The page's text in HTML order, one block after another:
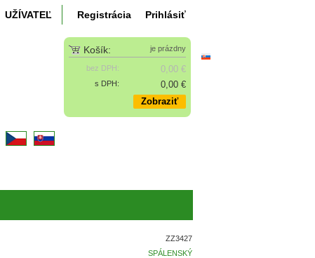
Registrácia Prihlásiť
UŽÍVATEĽ
Košík: je prázdny
bez DPH: 0,00 €
s DPH:
0,00 €
Zobraziť
ZZ3427
SPÁLENSKÝ